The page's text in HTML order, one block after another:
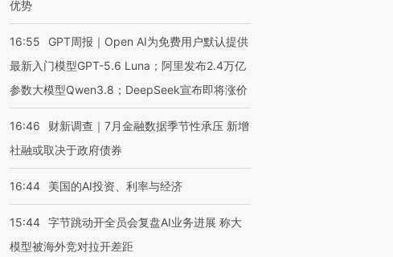
优势
16:55
GPT周报｜Open AI为免费用户默认提供
最新入门模型GPT-5.6 Luna；阿里发布2.4万亿
参数大模型Qwen3.8；DeepSeek宣布即将涨价
16:46
财新调查｜7月金融数据季节性承压 新增
社融或取决于政府债券
16:44 美国的AI投资、利率与经济
15:44 字节跳动开全员会复盘AI业务进展 称大
模型被海外竞对拉开差距